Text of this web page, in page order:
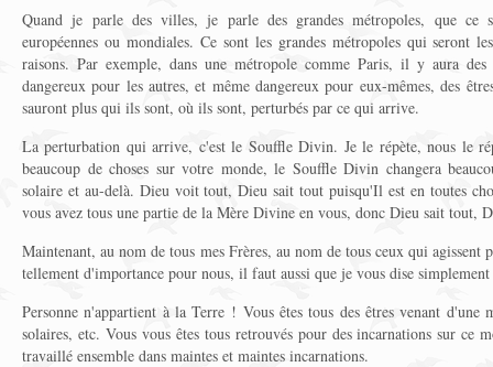
Quand je parle des villes, je parle des grandes métropoles, que ce
européennes ou mondiales. Ce sont les grandes métropoles qui seront
raisons. Par exemple, dans une métropole comme Paris, il y aura
dangereux pour les autres, et même dangereux pour eux-mêmes, des
sauront plus qui ils sont, où ils sont, perturbés par ce qui arrive.
La perturbation qui arrive, c'est le Souffle Divin. Je le répète, nous le
beaucoup de choses sur votre monde, le Souffle Divin changera
solaire et au-delà. Dieu voit tout, Dieu sait tout puisqu'Il est en toutes
vous avez tous une partie de la Mère Divine en vous, donc Dieu sait tout,
Maintenant, au nom de tous mes Frères, au nom de tous ceux qui agissent
tellement d'importance pour nous, il faut aussi que je vous dise
Personne n'appartient à la Terre ! Vous êtes tous des êtres venant d'une
solaires, etc. Vous vous êtes tous retrouvés pour des incarnations sur ce
travaillé ensemble dans maintes et maintes incarnations.